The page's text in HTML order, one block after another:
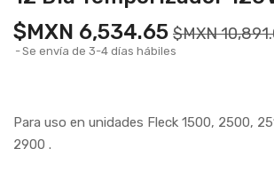
$MXN 6,534.65 $MXN
Se envía de 3-4 días hábiles
Para uso en unidades Fleck 1500, 2500,
2900 .